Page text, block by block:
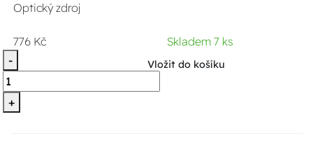
Optický zdroj
776 Kč
Skladem 7 ks
-
+
Vložit do košíku